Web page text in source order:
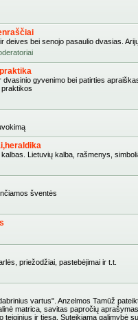
deives bei senojo pasaulio dvasias.
dvasinio gyvenimo bei patirties
Lietuvių kalba, rašmenys,
šventės
priežodžiai, pastebėjimai ir t.t.
vartus". Anzelmos Tamūž
matrica, savitas papročių
teiginius ir tiesą. Suteikiama galimybė